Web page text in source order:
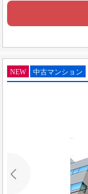
NEW 中古マンション